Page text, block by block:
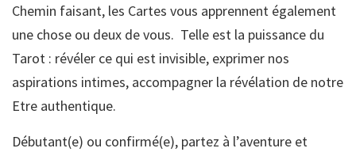
Chemin faisant, les Cartes vous apprennent également
une chose ou deux de vous. Telle est la puissance du
Tarot : révéler ce qui est invisible, exprimer nos
aspirations intimes, accompagner la révélation de notre
Etre authentique.
Débutant(e) ou confirmé(e), partez à l’aventure et